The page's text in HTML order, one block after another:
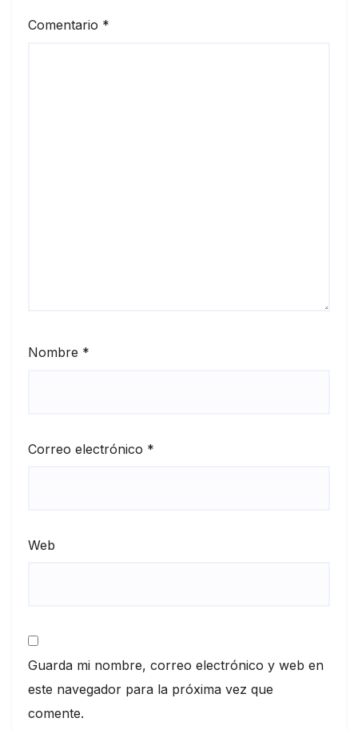
Comentario *
Nombre *
Correo electrónico *
Web
Guarda mi nombre, correo electrónico y web en
este navegador para la próxima vez que
comente.